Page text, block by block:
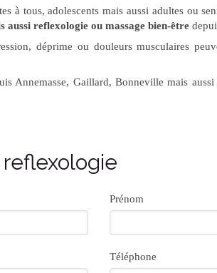
à tous, adolescents mais aussi adultes ou
aussi reflexologie ou massage bien-être
déprime ou douleurs musculaires
Annemasse, Gaillard, Bonneville mais
Prénom
Téléphone